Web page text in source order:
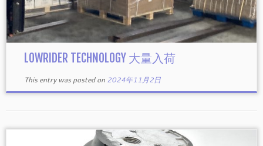
LOWRIDER TECHNOLOGY 大量入荷
This entry was posted on 2024年11月2日